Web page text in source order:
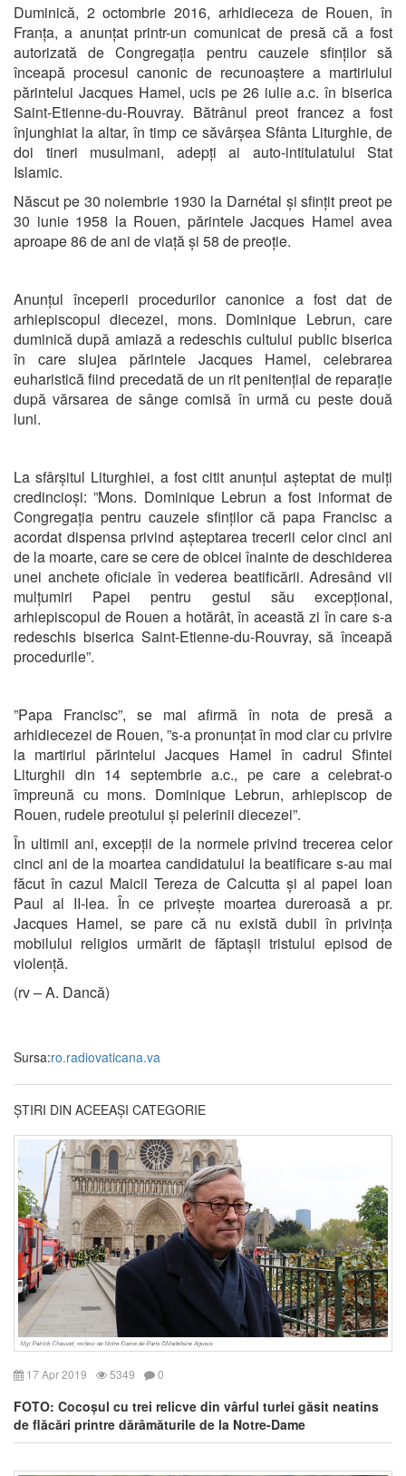
Duminică, 2 octombrie 2016, arhidieceza de Rouen, în
Franța, a anunțat printr-un comunicat de presă că a fost
autorizată de Congregația pentru cauzele sfinților să
înceapă procesul canonic de recunoaștere a martiriului
părintelui Jacques Hamel, ucis pe 26 iulie a.c. în biserica
Saint-Etienne-du-Rouvray. Bătrânul preot francez a fost
înjunghiat la altar, în timp ce săvârșea Sfânta Liturghie, de
doi tineri musulmani, adepți ai auto-intitulatului Stat
Islamic.
Născut pe 30 noiembrie 1930 la Darnétal și sfințit preot pe
30 iunie 1958 la Rouen, părintele Jacques Hamel avea
aproape 86 de ani de viață și 58 de preoție.
Anunțul începerii procedurilor canonice a fost dat de
arhiepiscopul diecezei, mons. Dominique Lebrun, care
duminică după amiază a redeschis cultului public biserica
în care slujea părintele Jacques Hamel, celebrarea
euharistică fiind precedată de un rit penitențial de reparație
după vărsarea de sânge comisă în urmă cu peste două
luni.
La sfârșitul Liturghiei, a fost citit anunțul așteptat de mulți
credincioși: ”Mons. Dominique Lebrun a fost informat de
Congregația pentru cauzele sfinților că papa Francisc a
acordat dispensa privind așteptarea trecerii celor cinci ani
de la moarte, care se cere de obicei înainte de deschiderea
unei anchete oficiale în vederea beatificării. Adresând vii
mulțumiri Papei pentru gestul său excepțional,
arhiepiscopul de Rouen a hotărât, în această zi în care s-a
redeschis biserica Saint-Etienne-du-Rouvray, să înceapă
procedurile”.
”Papa Francisc”, se mai afirmă în nota de presă a
arhidiecezei de Rouen, ”s-a pronunțat în mod clar cu privire
la martiriul părintelui Jacques Hamel în cadrul Sfintei
Liturghii din 14 septembrie a.c., pe care a celebrat-o
împreună cu mons. Dominique Lebrun, arhiepiscop de
Rouen, rudele preotului și pelerinii diecezei”.
În ultimii ani, excepții de la normele privind trecerea celor
cinci ani de la moartea candidatului la beatificare s-au mai
făcut în cazul Maicii Tereza de Calcutta și al papei Ioan
Paul al II-lea. În ce privește moartea dureroasă a pr.
Jacques Hamel, se pare că nu există dubii în privința
mobilului religios urmărit de făptașii tristului episod de
violență.
(rv – A. Dancă)
Sursa:ro.radiovaticana.va
ȘTIRI DIN ACEEAȘI CATEGORIE
17 Apr 2019 5349 0
FOTO: Cocoșul cu trei relicve din vârful turlei găsit neatins
de flăcări printre dărâmăturile de la Notre-Dame